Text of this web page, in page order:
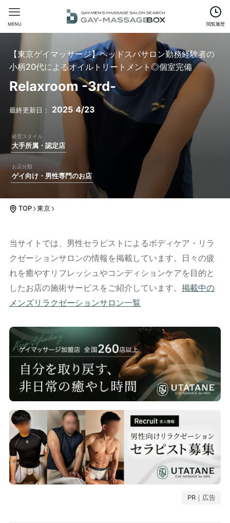
閲覧履歴
MENU
【東京ゲイマッサージ】ヘッドスパサロン勤務経験者の
小柄20代によるオイルトリートメント◎個室完備
Relaxroom -3rd-
2025 4/23
大手所属・認定店
ゲイ向け・男性専門のお店
TOP 東京
当サイトでは、男性セラピストによるボディケア・リラ
クゼーションサロンの情報を掲載しています。日々の疲
れを癒やすリフレッシュやコンディションケアを目的と
したお店の施術サービスをご紹介しています。 掲載中の
メンズリラクゼーションサロン一覧
PR｜広告